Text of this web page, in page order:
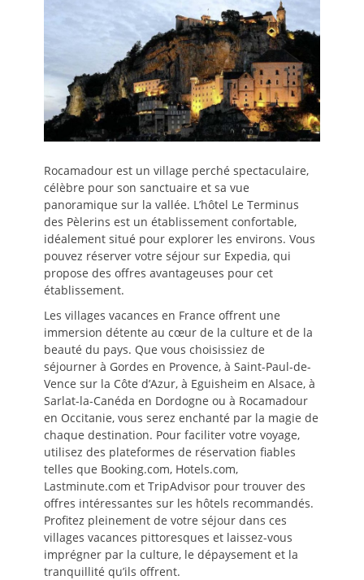
Rocamadour est un village perché spectaculaire,
célèbre pour son sanctuaire et sa vue
panoramique sur la vallée. L’hôtel Le Terminus
des Pèlerins est un établissement confortable,
idéalement situé pour explorer les environs. Vous
pouvez réserver votre séjour sur Expedia, qui
propose des offres avantageuses pour cet
établissement.
Les villages vacances en France offrent une
immersion détente au cœur de la culture et de la
beauté du pays. Que vous choisissiez de
séjourner à Gordes en Provence, à Saint-Paul-de-
Vence sur la Côte d’Azur, à Eguisheim en Alsace, à
Sarlat-la-Canéda en Dordogne ou à Rocamadour
en Occitanie, vous serez enchanté par la magie de
chaque destination. Pour faciliter votre voyage,
utilisez des plateformes de réservation fiables
telles que Booking.com, Hotels.com,
Lastminute.com et TripAdvisor pour trouver des
offres intéressantes sur les hôtels recommandés.
Profitez pleinement de votre séjour dans ces
villages vacances pittoresques et laissez-vous
imprégner par la culture, le dépaysement et la
tranquillité qu’ils offrent.